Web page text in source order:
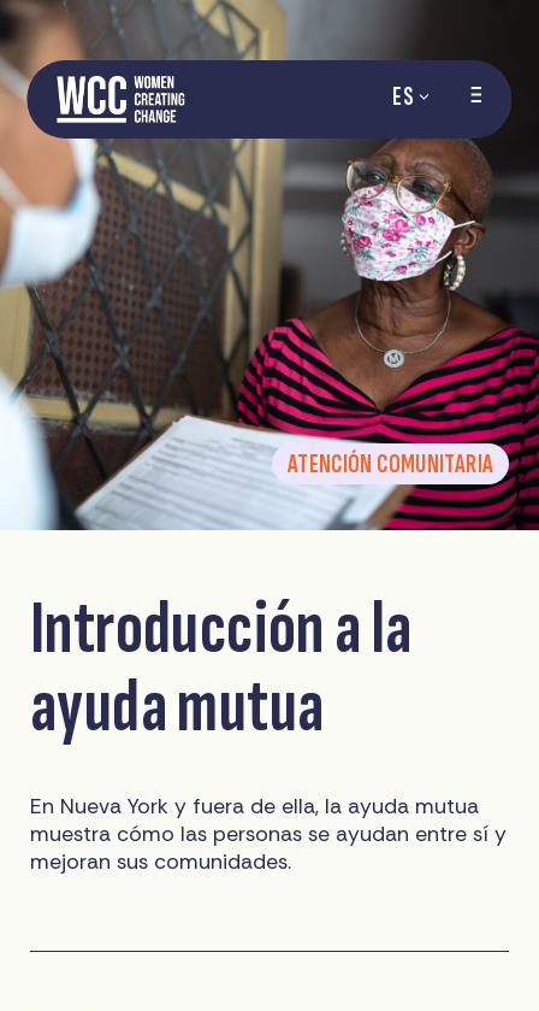
ES
ATENCIÓN COMUNITARIA
Introducción a la
ayuda mutua
En Nueva York y fuera de ella, la ayuda mutua
muestra cómo las personas se ayudan entre sí y
mejoran sus comunidades.